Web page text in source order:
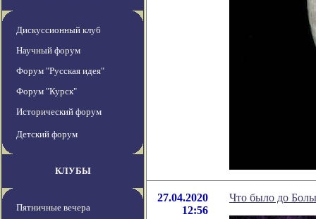
Дискуссионный клуб
Научный форум
Форум "Русская идея"
Форум "Курск"
Исторический форум
Детский форум
КЛУБЫ
Пятничные вечера
27.04.2020
12:56
Что было до